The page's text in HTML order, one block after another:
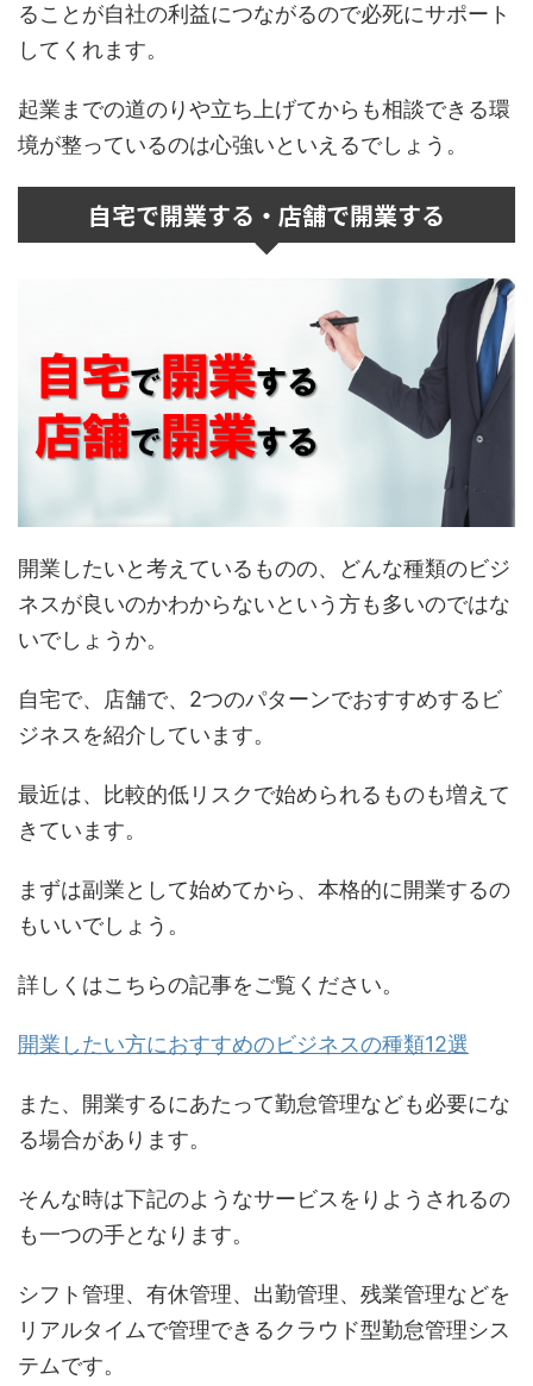
ることが自社の利益につながるので必死にサポート
してくれます。
起業までの道のりや立ち上げてからも相談できる環
境が整っているのは心強いといえるでしょう。
自宅で開業する・店舗で開業する
開業したいと考えているものの、どんな種類のビジ
ネスが良いのかわからないという方も多いのではな
いでしょうか。
自宅で、店舗で、2つのパターンでおすすめするビ
ジネスを紹介しています。
最近は、比較的低リスクで始められるものも増えて
きています。
まずは副業として始めてから、本格的に開業するの
もいいでしょう。
詳しくはこちらの記事をご覧ください。
開業したい方におすすめのビジネスの種類12選
また、開業するにあたって勤怠管理なども必要にな
る場合があります。
そんな時は下記のようなサービスをりようされるの
も一つの手となります。
シフト管理、有休管理、出勤管理、残業管理などを
リアルタイムで管理できるクラウド型勤怠管理シス
テムです。